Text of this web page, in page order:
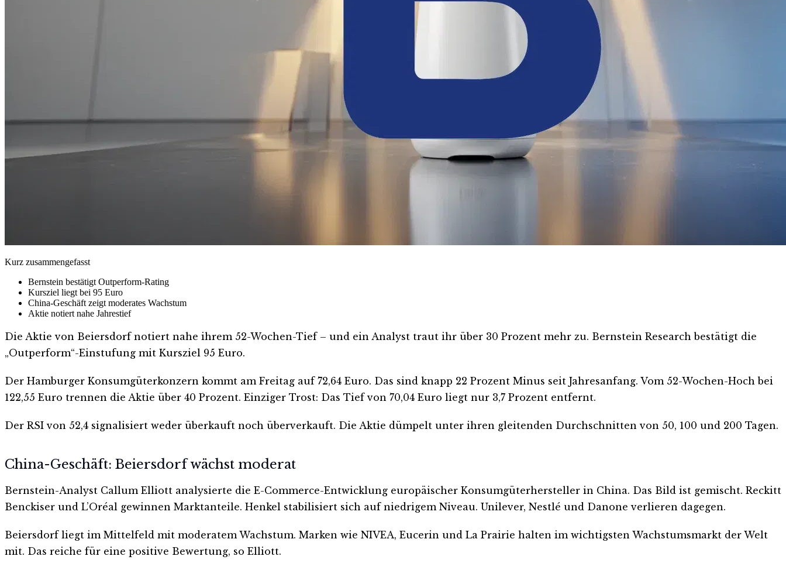
Kurz zusammengefasst
Bernstein bestätigt Outperform-Rating
Kursziel liegt bei 95 Euro
China-Geschäft zeigt moderates Wachstum
Aktie notiert nahe Jahrestief
Die Aktie von Beiersdorf notiert nahe ihrem 52-Wochen-Tief – und ein Analyst traut ihr über 30 Prozent mehr zu. Bernstein Research bestätigt die
„Outperform“-Einstufung mit Kursziel 95 Euro.
Der Hamburger Konsumgüterkonzern kommt am Freitag auf 72,64 Euro. Das sind knapp 22 Prozent Minus seit Jahresanfang. Vom 52-Wochen-Hoch bei
122,55 Euro trennen die Aktie über 40 Prozent. Einziger Trost: Das Tief von 70,04 Euro liegt nur 3,7 Prozent entfernt.
Der RSI von 52,4 signalisiert weder überkauft noch überverkauft. Die Aktie dümpelt unter ihren gleitenden Durchschnitten von 50, 100 und 200 Tagen.
China-Geschäft: Beiersdorf wächst moderat
Bernstein-Analyst Callum Elliott analysierte die E-Commerce-Entwicklung europäischer Konsumgüterhersteller in China. Das Bild ist gemischt. Reckitt
Benckiser und L’Oréal gewinnen Marktanteile. Henkel stabilisiert sich auf niedrigem Niveau. Unilever, Nestlé und Danone verlieren dagegen.
Beiersdorf liegt im Mittelfeld mit moderatem Wachstum. Marken wie NIVEA, Eucerin und La Prairie halten im wichtigsten Wachstumsmarkt der Welt
mit. Das reiche für eine positive Bewertung, so Elliott.